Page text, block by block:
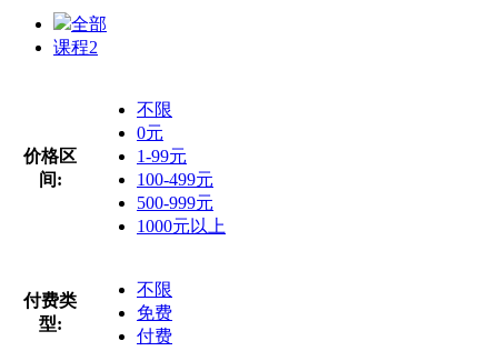
全部
课程2
价格区
间:
不限
0元
1-99元
100-499元
500-999元
1000元以上
付费类
型:
不限
免费
付费